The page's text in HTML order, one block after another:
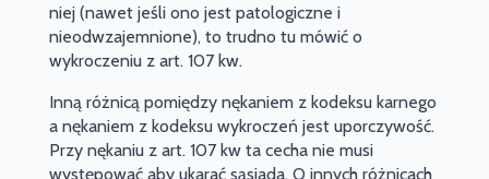
niej (nawet jeśli ono jest patologiczne i
nieodwzajemnione), to trudno tu mówić o
wykroczeniu z art. 107 kw.
Inną różnicą pomiędzy nękaniem z kodeksu karnego
a nękaniem z kodeksu wykroczeń jest uporczywość.
Przy nękaniu z art. 107 kw ta cecha nie musi
występować aby ukarać sąsiada. O innych różnicach